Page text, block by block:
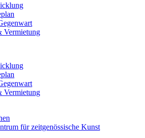
Vermietung
Vermietung
für zeitgenössische Kunst